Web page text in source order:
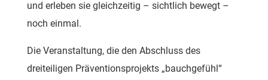
und erleben sie gleichzeitig – sichtlich bewegt –
noch einmal.
Die Veranstaltung, die den Abschluss des
dreiteiligen Präventionsprojekts „bauchgefühl“